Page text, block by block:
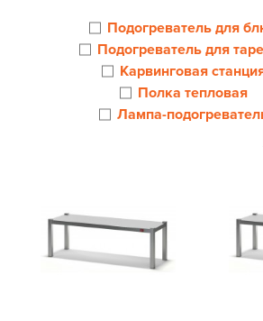
Подогреватель для
Подогреватель для
Карвинговая
Полка тепловая
Лампа-